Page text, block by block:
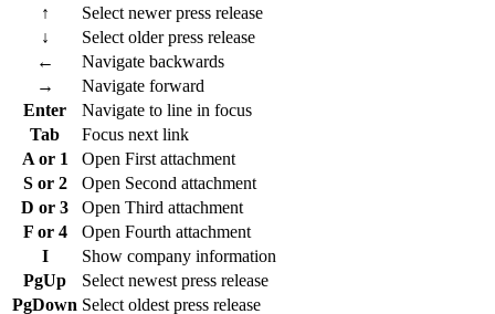
↑
Select newer press release
↓
Select older press release
←
Navigate backwards
→
Navigate forward
Enter
Navigate to line in focus
Tab
Focus next link
A or 1
Open First attachment
S or 2
Open Second attachment
D or 3
Open Third attachment
F or 4
Open Fourth attachment
I
Show company information
PgUp
Select newest press release
PgDown Select oldest press release